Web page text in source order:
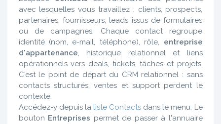
avec lesquelles vous travaillez : clients, prospects,
partenaires, fournisseurs, leads issus de formulaires
ou de campagnes. Chaque contact regroupe
identité (nom, e-mail, téléphone), rôle, entreprise
d'appartenance, historique relationnel et liens
opérationnels vers deals, tickets, tâches et projets.
C'est le point de départ du CRM relationnel : sans
contacts structurés, ventes et support perdent le
contexte.
Accédez-y depuis la liste Contacts dans le menu. Le
bouton Entreprises permet de passer à l'annuaire